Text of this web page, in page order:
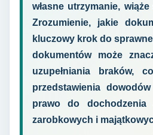
własne utrzymanie,
Zrozumienie, jakie
kluczowy krok do
dokumentów może
uzupełniania braków,
przedstawienia
prawo do
zarobkowych i